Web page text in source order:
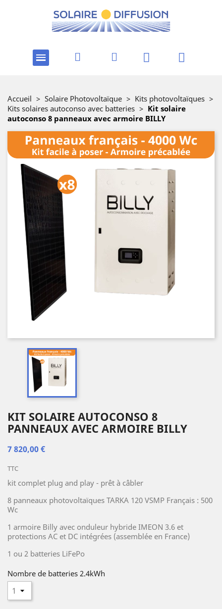
Accueil > Solaire Photovoltaïque > Kits photovoltaïques >
Kits solaires autoconso avec batteries > Kit solaire
autoconso 8 panneaux avec armoire BILLY
KIT SOLAIRE AUTOCONSO 8
PANNEAUX AVEC ARMOIRE BILLY
7 820,00 €
TTC
kit complet plug and play - prêt à câbler
8 panneaux photovoltaïques TARKA 120 VSMP Français : 500
Wc
1 armoire Billy avec onduleur hybride IMEON 3.6 et
protections AC et DC intégrées (assemblée en France)
1 ou 2 batteries LiFePo
Nombre de batteries 2.4kWh